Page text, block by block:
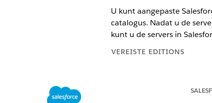
U kunt aangepaste
catalogus. Nadat u de
kunt u de servers in
VEREISTE EDITIONS
Developer,